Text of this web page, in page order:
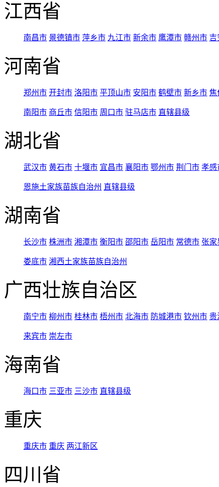
江西省
南昌市 景德镇市 萍乡市 九江市 新余市 鹰潭市 赣州市 吉
河南省
郑州市 开封市 洛阳市 平顶山市 安阳市 鹤壁市 新乡市 焦
南阳市 商丘市 信阳市 周口市 驻马店市 直辖县级
湖北省
武汉市 黄石市 十堰市 宜昌市 襄阳市 鄂州市 荆门市 孝感
恩施土家族苗族自治州 直辖县级
湖南省
长沙市 株洲市 湘潭市 衡阳市 邵阳市 岳阳市 常德市 张家
娄底市 湘西土家族苗族自治州
广西壮族自治区
南宁市 柳州市 桂林市 梧州市 北海市 防城港市 钦州市 贵
来宾市 崇左市
海南省
海口市 三亚市 三沙市 直辖县级
重庆
重庆市 重庆 两江新区
四川省